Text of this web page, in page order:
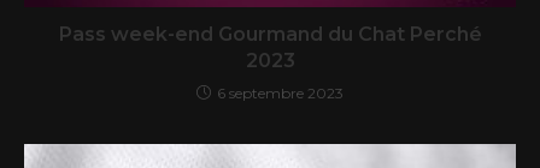
Pass week-end Gourmand du Chat Perché
2023
6 septembre 2023